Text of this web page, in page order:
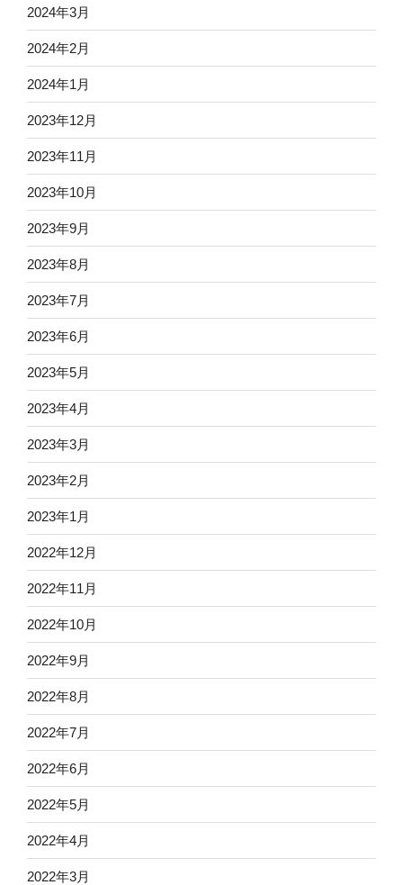
2024年3月
2024年2月
2024年1月
2023年12月
2023年11月
2023年10月
2023年9月
2023年8月
2023年7月
2023年6月
2023年5月
2023年4月
2023年3月
2023年2月
2023年1月
2022年12月
2022年11月
2022年10月
2022年9月
2022年8月
2022年7月
2022年6月
2022年5月
2022年4月
2022年3月